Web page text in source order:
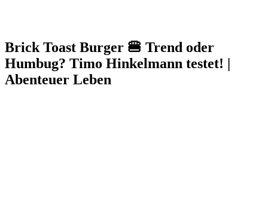
Brick Toast Burger 🍔 Trend oder
Humbug? Timo Hinkelmann testet! |
Abenteuer Leben